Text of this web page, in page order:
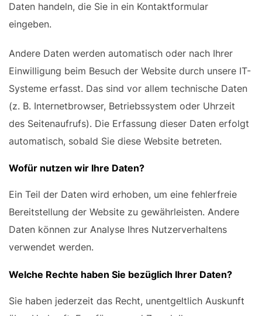
Daten handeln, die Sie in ein Kontaktformular
eingeben.
Andere Daten werden automatisch oder nach Ihrer
Einwilligung beim Besuch der Website durch unsere IT-
Systeme erfasst. Das sind vor allem technische Daten
(z. B. Internetbrowser, Betriebssystem oder Uhrzeit
des Seitenaufrufs). Die Erfassung dieser Daten erfolgt
automatisch, sobald Sie diese Website betreten.
Wofür nutzen wir Ihre Daten?
Ein Teil der Daten wird erhoben, um eine fehlerfreie
Bereitstellung der Website zu gewährleisten. Andere
Daten können zur Analyse Ihres Nutzerverhaltens
verwendet werden.
Welche Rechte haben Sie bezüglich Ihrer Daten?
Sie haben jederzeit das Recht, unentgeltlich Auskunft